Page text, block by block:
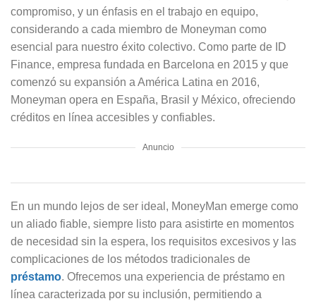
compromiso, y un énfasis en el trabajo en equipo,
considerando a cada miembro de Moneyman como
esencial para nuestro éxito colectivo. Como parte de ID
Finance, empresa fundada en Barcelona en 2015 y que
comenzó su expansión a América Latina en 2016,
Moneyman opera en España, Brasil y México, ofreciendo
créditos en línea accesibles y confiables.
Anuncio
En un mundo lejos de ser ideal, MoneyMan emerge como
un aliado fiable, siempre listo para asistirte en momentos
de necesidad sin la espera, los requisitos excesivos y las
complicaciones de los métodos tradicionales de
préstamo. Ofrecemos una experiencia de préstamo en
línea caracterizada por su inclusión, permitiendo a